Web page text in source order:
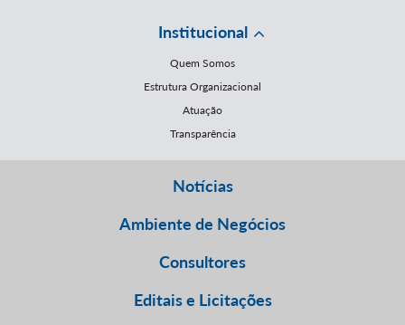
Institucional
Quem Somos
Estrutura Organizacional
Atuação
Transparência
Notícias
Ambiente de Negócios
Consultores
Editais e Licitações